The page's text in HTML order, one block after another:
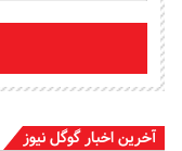
آخرین اخبار گوگل نیوز